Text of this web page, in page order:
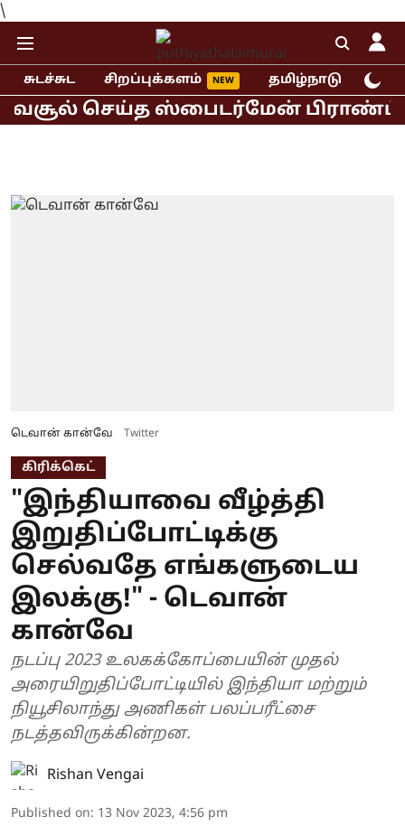
\
சுடச்சுட சிறப்புக்களம் தமிழ்நாடு
செய்த ஸ்பைடர்மேன் பிராண்ட்
டெவான் கான்வே Twitter
கிரிக்கெட்
"இந்தியாவை வீழ்த்தி
இறுதிப்போட்டிக்கு
செல்வதே எங்களுடைய
இலக்கு!" - டெவான்
கான்வே
நடப்பு 2023 உலகக்கோப்பையின் முதல்
அரையிறுதிப்போட்டியில் இந்தியா மற்றும்
நியூசிலாந்து அணிகள் பலப்பரீட்சை
நடத்தவிருக்கின்றன.
Rishan Vengai
Published on: 13 Nov 2023, 4:56 pm